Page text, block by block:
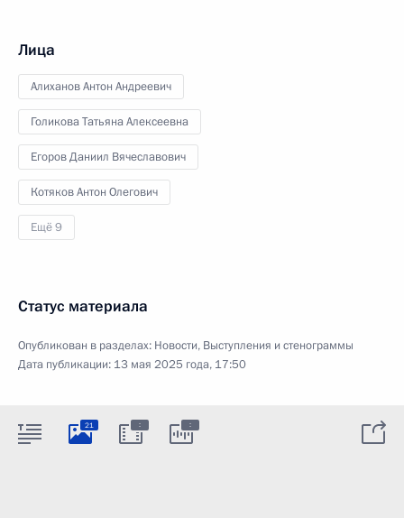
Лица
Алиханов Антон Андреевич
Голикова Татьяна Алексеевна
Егоров Даниил Вячеславович
Котяков Антон Олегович
Ещё 9
Статус материала
Опубликован в разделах: Новости, Выступления и стенограммы
Дата публикации: 13 мая 2025 года, 17:50
21 : :